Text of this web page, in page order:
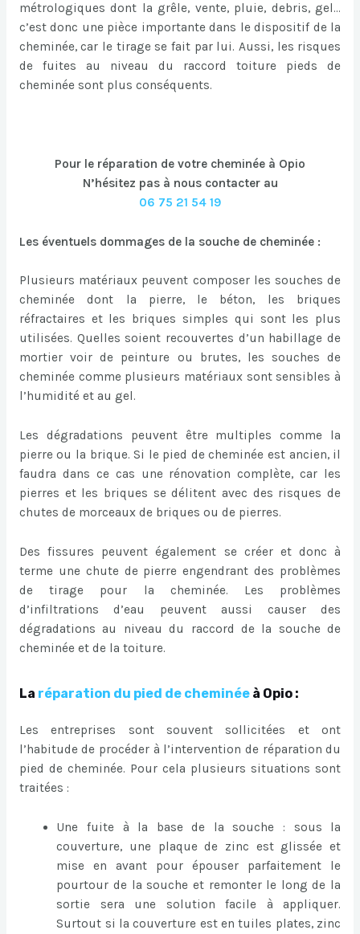
métrologiques dont la grêle, vente, pluie, debris, gel…
c’est donc une pièce importante dans le dispositif de la
cheminée, car le tirage se fait par lui. Aussi, les risques
de fuites au niveau du raccord toiture pieds de
cheminée sont plus conséquents.
Pour le réparation de votre cheminée à Opio
N’hésitez pas à nous contacter au
06 75 21 54 19
Les éventuels dommages de la souche de cheminée :
Plusieurs matériaux peuvent composer les souches de
cheminée dont la pierre, le béton, les briques
réfractaires et les briques simples qui sont les plus
utilisées. Quelles soient recouvertes d’un habillage de
mortier voir de peinture ou brutes, les souches de
cheminée comme plusieurs matériaux sont sensibles à
l’humidité et au gel.
Les dégradations peuvent être multiples comme la
pierre ou la brique. Si le pied de cheminée est ancien, il
faudra dans ce cas une rénovation complète, car les
pierres et les briques se délitent avec des risques de
chutes de morceaux de briques ou de pierres.
Des fissures peuvent également se créer et donc à
terme une chute de pierre engendrant des problèmes
de tirage pour la cheminée. Les problèmes
d’infiltrations d’eau peuvent aussi causer des
dégradations au niveau du raccord de la souche de
cheminée et de la toiture.
La réparation du pied de cheminéeà Opio :
Les entreprises sont souvent sollicitées et ont
l’habitude de procéder à l’intervention de réparation du
pied de cheminée. Pour cela plusieurs situations sont
traitées :
Une fuite à la base de la souche : sous la
couverture, une plaque de zinc est glissée et
mise en avant pour épouser parfaitement le
pourtour de la souche et remonter le long de la
sortie sera une solution facile à appliquer.
Surtout si la couverture est en tuiles plates, zinc